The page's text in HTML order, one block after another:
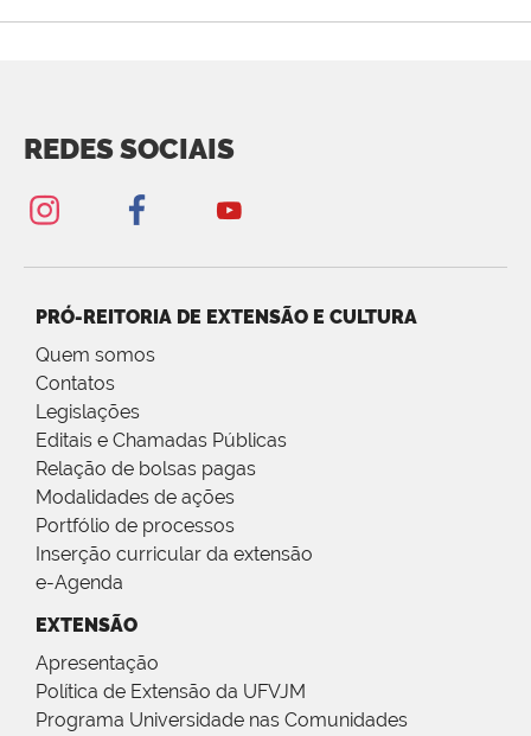
REDES SOCIAIS
PRÓ-REITORIA DE EXTENSÃO E CULTURA
Quem somos
Contatos
Legislações
Editais e Chamadas Públicas
Relação de bolsas pagas
Modalidades de ações
Portfólio de processos
Inserção curricular da extensão
e-Agenda
EXTENSÃO
Apresentação
Política de Extensão da UFVJM
Programa Universidade nas Comunidades